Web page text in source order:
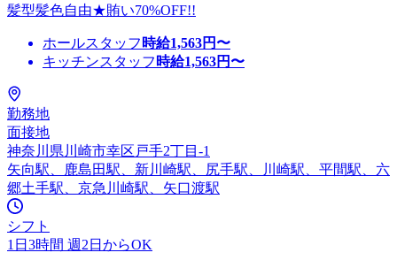
髪型髪色自由★賄い70%OFF!!
ホールスタッフ 時給1,563円〜
キッチンスタッフ 時給1,563円〜
勤務地
面接地
神奈川県川崎市幸区戸手2丁目-1
矢向駅、鹿島田駅、新川崎駅、尻手駅、川崎駅、平間駅、六
郷土手駅、京急川崎駅、矢口渡駅
シフト
1日3時間 週2日からOK